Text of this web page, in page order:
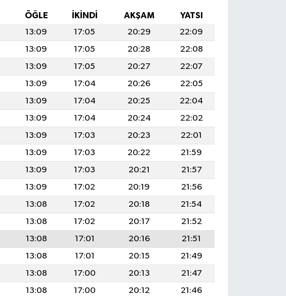
ÖĞLE İKINDI AKŞAM
YATSI
13:09 17:05 20:29
22:09
13:09 17:05 20:28
22:08
13:09 17:05 20:27
22:07
13:09 17:04 20:26
22:05
13:09 17:04 20:25
22:04
13:09 17:04 20:24
22:02
13:09 17:03 20:23
22:01
13:09 17:03 20:22
21:59
13:09 17:03 20:21
21:57
13:09 17:02 20:19
21:56
13:08 17:02 20:18
21:54
13:08 17:02 20:17
21:52
13:08 17:01 20:16
21:51
13:08 17:01 20:15
21:49
13:08 17:00 20:13
21:47
13:08 17:00 20:12
21:46